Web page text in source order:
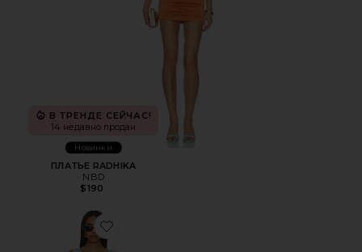
В ТРЕНДЕ СЕЙЧАС!
14 недавно продан
Новинки
ПЛАТЬЕ RADHIKA
NBD
$190
Favorite НАКИДКА CASS